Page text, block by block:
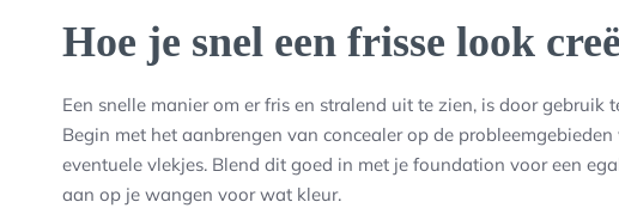
Hoe je snel een frisse look
Een snelle manier om er fris en stralend uit te zien, is door gebruik
Begin met het aanbrengen van concealer op de
eventuele vlekjes. Blend dit goed in met je foundation voor een
aan op je wangen voor wat kleur.